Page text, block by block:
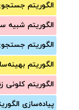
الگوریتم
الگوریتم شبیه
الگوریتم
الگوریتم
الگوریتم کلونی
پیاده‌سازی